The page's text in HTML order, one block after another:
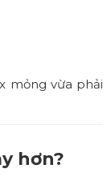
mỏng vừa phải
hơn?